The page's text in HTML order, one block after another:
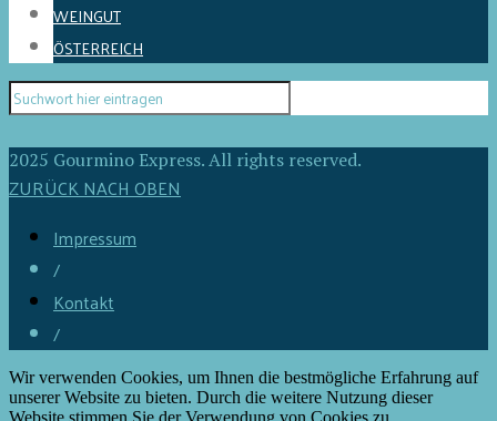
WEINGUT
ÖSTERREICH
2025 Gourmino Express. All rights reserved.
ZURÜCK NACH OBEN
Impressum
/
Kontakt
/
Wir verwenden Cookies, um Ihnen die bestmögliche Erfahrung auf
unserer Website zu bieten. Durch die weitere Nutzung dieser
Website stimmen Sie der Verwendung von Cookies zu.